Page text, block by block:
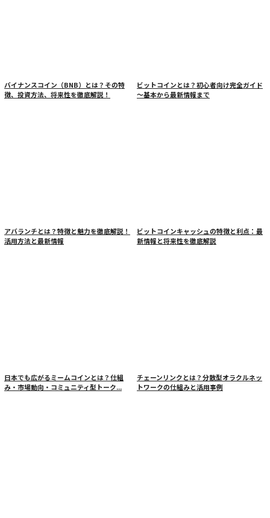
バイナンスコイン（BNB）とは？その特
徴、投資方法、将来性を徹底解説！
ビットコインとは？初心者向け完全ガイド
～基本から最新情報まで
アバランチとは？特徴と魅力を徹底解説！
活用方法と最新情報
ビットコインキャッシュの特徴と利点：最
新情報と将来性を徹底解説
日本でも広がるミームコインとは？仕組
み・市場動向・コミュニティ型トーク...
チェーンリンクとは？分散型オラクルネッ
トワークの仕組みと活用事例